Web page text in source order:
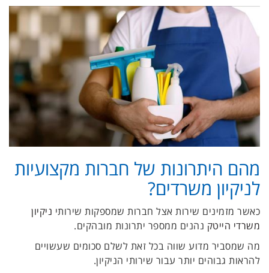
מהם היתרונות של חברות מקצועיות
לניקיון משרדים?
כאשר מזמינים שירות אצל חברות שמספקות שירותי ניקיון
משרדי הייטק נהנים ממספר יתרונות מובהקים.
מה שמסביר מדוע שווה בכל זאת לשלם סכומים שעשויים
להראות גבוהים יותר עבור שירותי הניקיון.